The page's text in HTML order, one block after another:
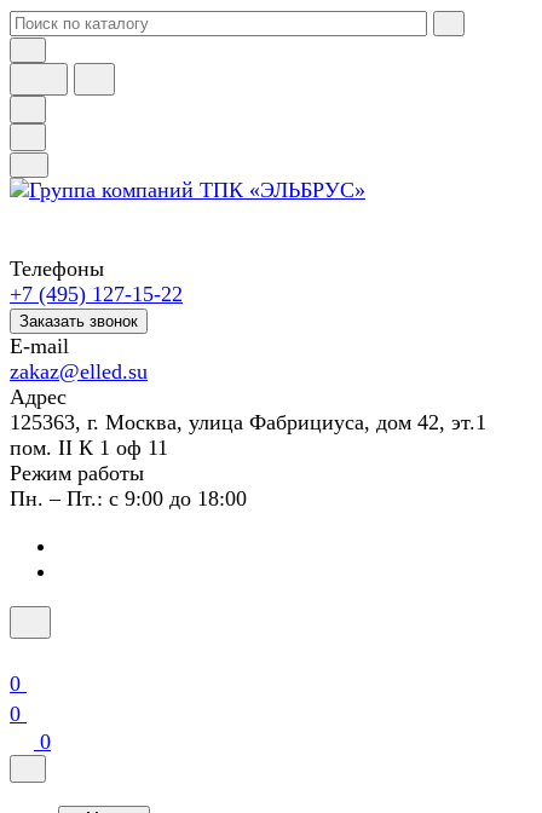
Телефоны
+7 (495) 127-15-22
Заказать звонок
E-mail
zakaz@elled.su
Адрес
125363, г. Москва, улица Фабрициуса, дом 42, эт.1
пом. II К 1 оф 11
Режим работы
Пн. – Пт.: с 9:00 до 18:00
0
0
0